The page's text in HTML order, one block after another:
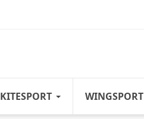
KITESPORT WINGSPORT